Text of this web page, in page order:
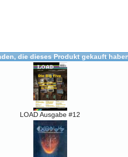
die dieses Produkt gekauft
LOAD Ausgabe #12